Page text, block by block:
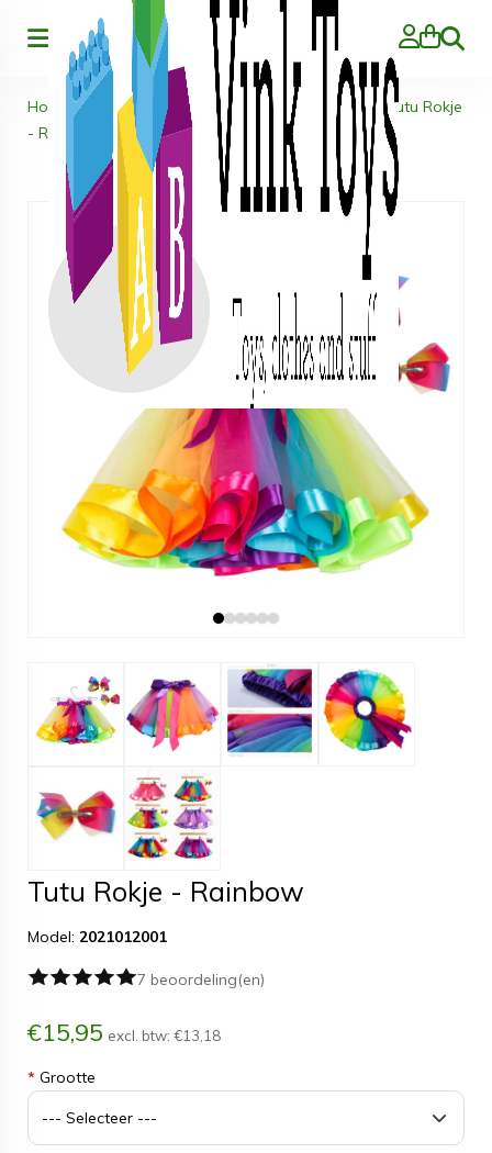
Zoeken
Home > Kleding Kids Tutu Rokjes & T-shirts > Tutu Rokje
- Rainbow
Tutu Rokje - Rainbow
Model: 2021012001
7 beoordeling(en)
€15,95 excl. btw: €13,18
* Grootte